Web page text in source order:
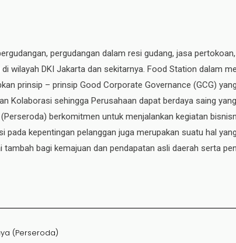
pergudangan dalam resi gudang, jasa
wilayah DKI Jakarta dan sekitarnya. Food Station dalam
prinsip – prinsip Good Corporate Governance (GCG)
Kolaborasi sehingga Perusahaan dapat berdaya saing
(Perseroda) berkomitmen untuk menjalankan kegiatan
kepentingan pelanggan juga merupakan suatu hal
bagi kemajuan dan pendapatan asli daerah serta
(Perseroda)